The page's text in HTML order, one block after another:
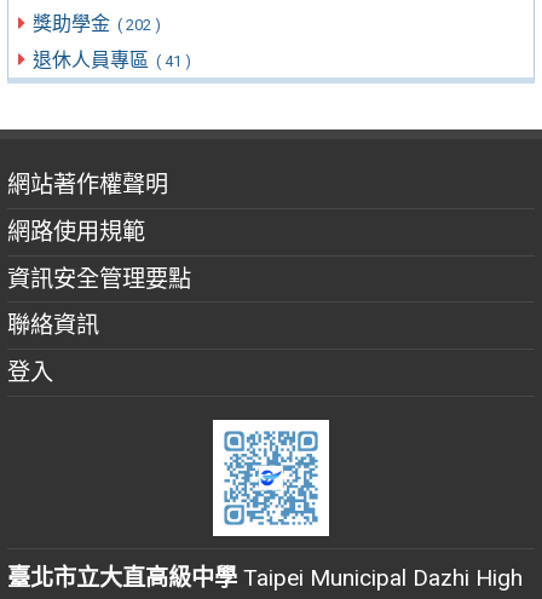
獎助學金 ( 202 )
退休人員專區 ( 41 )
網站著作權聲明
網路使用規範
資訊安全管理要點
聯絡資訊
登入
臺北市立大直高級中學 Taipei Municipal Dazhi High